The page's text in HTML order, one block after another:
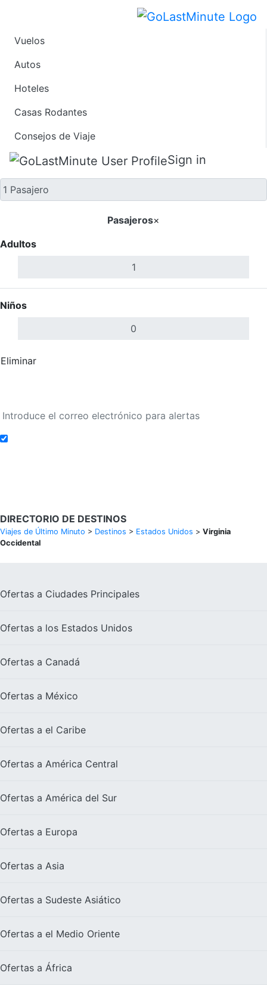
Vuelos
Autos
Hoteles
Casas Rodantes
Consejos de Viaje
Sign in
Solo ida
Pasajeros×
Adultos
Niños
Eliminar
DIRECTORIO DE DESTINOS
Viajes de Último Minuto > Destinos > Estados Unidos > Virginia
Occidental
Ofertas a Ciudades Principales
Ofertas a los Estados Unidos
Ofertas a Canadá
Ofertas a México
Ofertas a el Caribe
Ofertas a América Central
Ofertas a América del Sur
Ofertas a Europa
Ofertas a Asia
Ofertas a Sudeste Asiático
Ofertas a el Medio Oriente
Ofertas a África